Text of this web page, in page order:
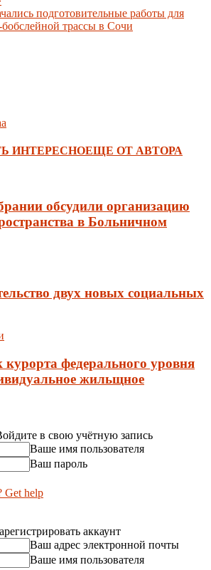
подготовительные работы для
бобслейной трассы в Сочи
ИНТЕРЕСНОЕЩЕ ОТ АВТОРА
обсудили организацию
в Больничном
двух новых социальных
курорта федерального уровня
жильщное
в свою учётную запись
Ваше имя пользователя
Ваш пароль
Get help
аккаунт
Ваш адрес электронной почты
Ваше имя пользователя